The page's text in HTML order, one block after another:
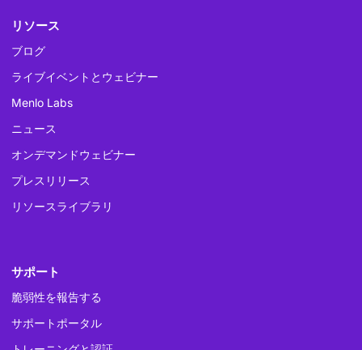
リソース
ブログ
ライブイベントとウェビナー
Menlo Labs
ニュース
オンデマンドウェビナー
プレスリリース
リソースライブラリ
サポート
脆弱性を報告する
サポートポータル